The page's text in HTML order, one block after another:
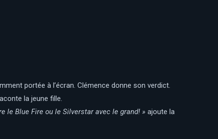
portée à l’écran. Clémence donne son verdict.
la jeune fille.
le Blue Fire ou le Silverstar avec le grand! » ajoute la